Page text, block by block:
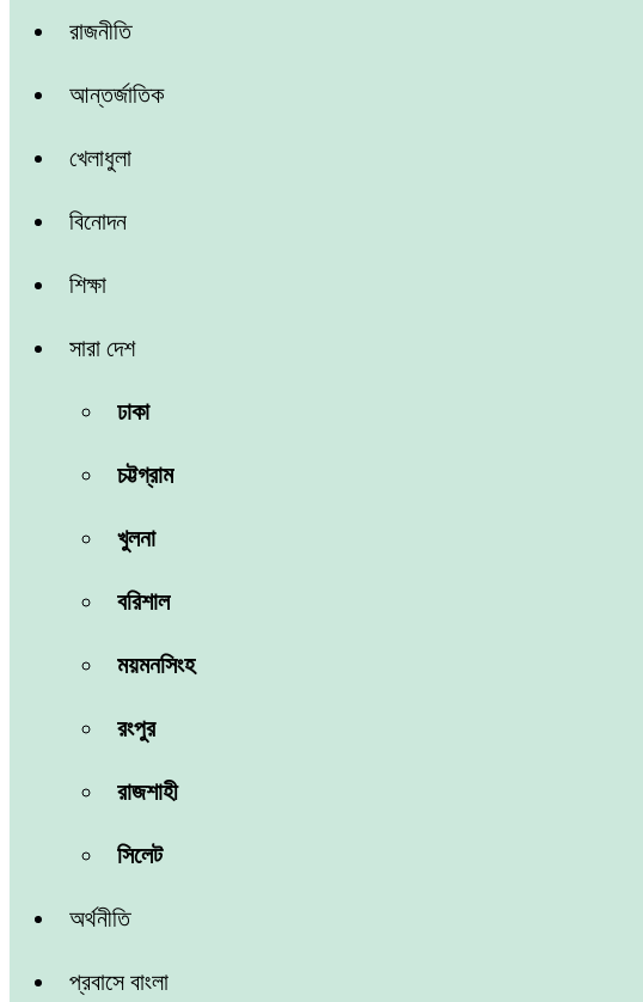
রাজনীতি
আন্তর্জাতিক
খেলাধুলা
বিনোদন
শিক্ষা
সারা দেশ
ঢাকা
চট্টগ্রাম
খুলনা
বরিশাল
ময়মনসিংহ
রংপুর
রাজশাহী
সিলেট
অর্থনীতি
প্রবাসে বাংলা